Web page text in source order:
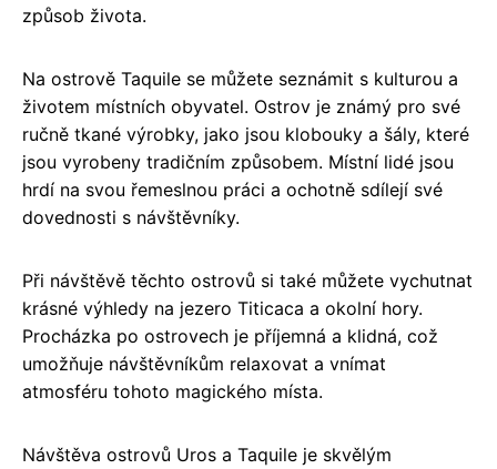
způsob života.
Na ostrově Taquile se můžete seznámit s kulturou a
životem místních obyvatel. Ostrov je známý pro své
ručně tkané výrobky, jako jsou klobouky a šály, které
jsou vyrobeny tradičním způsobem. Místní lidé jsou
hrdí na svou řemeslnou práci a ochotně sdílejí své
dovednosti s návštěvníky.
Při návštěvě těchto ostrovů si také můžete vychutnat
krásné výhledy na jezero Titicaca a okolní hory.
Procházka po ostrovech je příjemná a klidná, což
umožňuje návštěvníkům relaxovat a vnímat
atmosféru tohoto magického místa.
Návštěva ostrovů Uros a Taquile je skvělým